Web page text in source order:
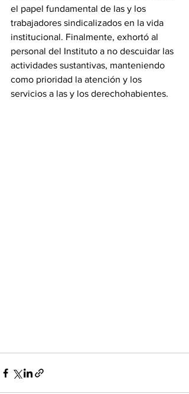
el papel fundamental de las y los
trabajadores sindicalizados en la vida
institucional. Finalmente, exhortó al
personal del Instituto a no descuidar las
actividades sustantivas, manteniendo
como prioridad la atención y los
servicios a las y los derechohabientes.